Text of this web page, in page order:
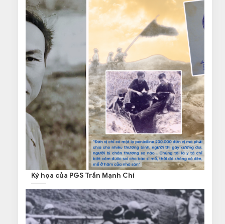
Ký họa của PGS Trần Mạnh Chí